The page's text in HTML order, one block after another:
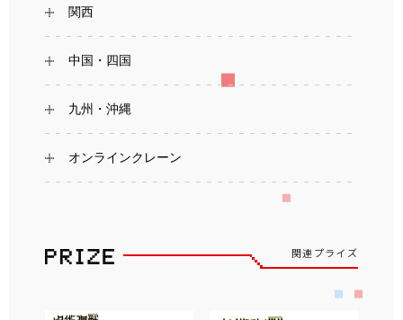
関西
中国・四国
九州・沖縄
オンラインクレーン
関連プライズ